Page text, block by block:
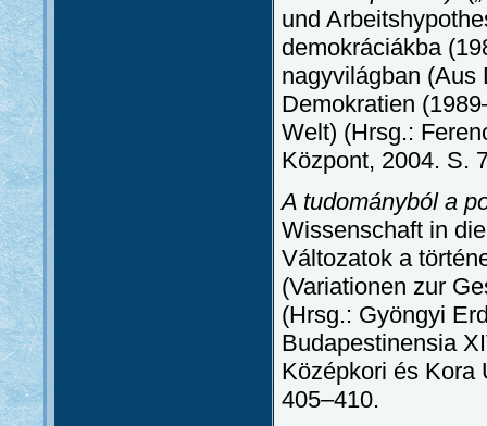
und
demokráciákba
nagyvilágban (Aus
Demokratien
Welt) (Hrsg.:
Központ, 2004. S.
A tudományból a
Wissenschaft in
Változatok a
(Variationen zur
(Hrsg.: Gyöngyi
Budapestinensia
Középkori és Kora
405–410.